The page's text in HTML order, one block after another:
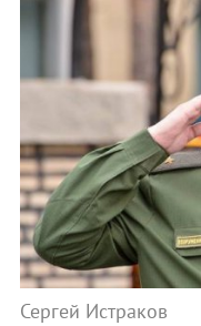
Сергей Истраков